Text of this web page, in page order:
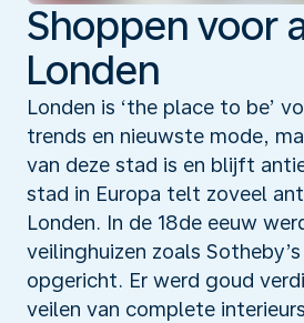
Shoppen voor
Londen
Londen is ‘the place to be’
trends en nieuwste mode,
van deze stad is en blijft
stad in Europa telt zoveel
Londen. In de 18de eeuw
veilinghuizen zoals Sotheby’s
opgericht. Er werd goud
veilen van complete